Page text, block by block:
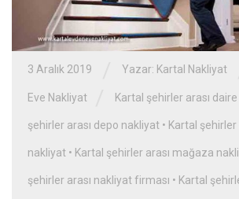
3 Aralık 2019 Yazar: Kartal Nakliyat
Eve Nakliyat Kartal şehirler arası
şehirler arası depo nakliyat • Kartal
nakliyat • Kartal şehirler arası mağaza
şehirler arası nakliyat firması • Kartal